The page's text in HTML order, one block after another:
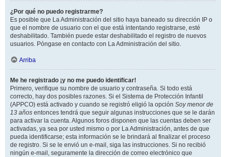
¿Por qué no puedo registrarme?
Es posible que La Administración del sitio haya baneado su dirección IP o
que el nombre de usuario con el que está intentando registrarse, esté
deshabilitado. También puede estar deshabilitado el registro de nuevos
usuarios. Póngase en contacto con La Administración del sitio.
Arriba
Me he registrado ¡y no me puedo identificar!
Primero, verifique su nombre de usuario y contraseña. Si todo está
correcto, hay dos posibles razones. Si el Sistema de Protección Infantil
(APPCO) está activado y cuando se registró eligió la opción Soy menor de
13 años entonces tendrá que seguir algunas instrucciones que se le darán
para activar la cuenta. Algunos foros disponen que las cuentas deben ser
activadas, ya sea por usted mismo o por La Administración, antes de que
pueda identificarse; esta información se le brindará al finalizar el proceso
de registro. Si se le envió un e-mail, siga las instrucciones. Si no recibió
ningún e-mail, seguramente la dirección de correo electrónico que